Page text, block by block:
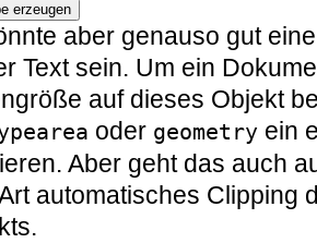
erzeugen
aber genauso gut
Text sein. Um ein
auf dieses Objekt
oder geometry ein
Aber geht das auch
automatisches Clipping